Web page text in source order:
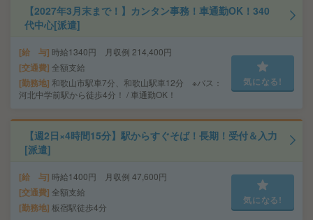
【2027年3月末まで！】カンタン事務！車通勤OK！340
代中心[派遣]
給 与 時給1340円 月収例 214,400円
交通費 全額支給
勤務地 和歌山市駅車7分、和歌山駅車12分 ※バス：
河北中学前駅から徒歩4分！ / 車通勤OK！
気になる!
【週2日×4時間15分】駅からすぐそば！長期！受付＆入力
[派遣]
給 与 時給1400円 月収例 47,600円
交通費 全額支給
勤務地 板宿駅徒歩4分
気になる!